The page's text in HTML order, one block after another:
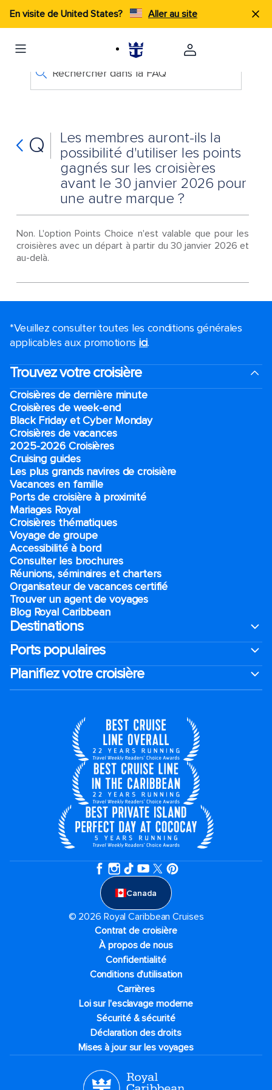
En visite de United States? Aller au site
Rechercher dans la FAQ
Q
Les membres auront-ils la
possibilité d'utiliser les points
gagnés sur les croisières
avant le 30 janvier 2026 pour
une autre marque ?
Non. L'option Points Choice n'est valable que pour les
croisières avec un départ à partir du 30 janvier 2026 et
au-delà.
*Veuillez consulter toutes les conditions générales
applicables aux promotions ici.
Trouvez votre croisière
Croisières de dernière minute
Croisières de week-end
Black Friday et Cyber Monday
Croisières de vacances
2025-2026 Croisières
Cruising guides
Les plus grands navires de croisière
Vacances en famille
Ports de croisière à proximité
Mariages Royal
Croisières thématiques
Voyage de groupe​
Accessibilité à bord​
Consulter les brochures
Réunions, séminaires et charters
Organisateur de vacances certifié
Trouver un agent de voyages
Blog Royal Caribbean
Destinations
Ports populaires
Planifiez votre croisière
Canada
© 2026 Royal Caribbean Cruises
Contrat de croisière
À propos de nous
Confidentialité
Conditions d'utilisation
Carrières
Loi sur l'esclavage moderne
Sécurité & sécurité
Déclaration des droits
Mises à jour sur les voyages